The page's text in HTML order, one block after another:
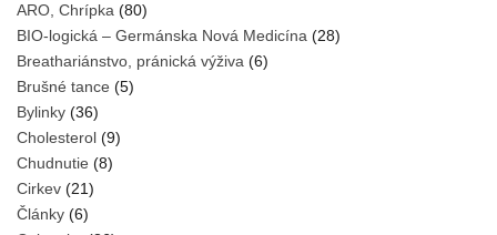
ARO, Chrípka (80)
BIO-logická – Germánska Nová Medicína (28)
Breathariánstvo, pránická výživa (6)
Brušné tance (5)
Bylinky (36)
Cholesterol (9)
Chudnutie (8)
Cirkev (21)
Články (6)